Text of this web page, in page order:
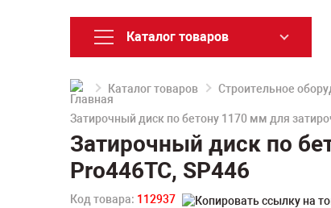
Каталог товаров
Каталог товаров Строительное
Затирочный диск по бетону 1170 мм для
Затирочный диск по
Pro446TC, SP446
Код товара: 112937